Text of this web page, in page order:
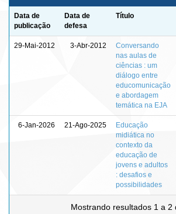
Data de
publicação
Data de
defesa
Título
29-Mai-2012 3-Abr-2012
Conversando
nas aulas de
ciências : um
diálogo entre
educomunicação
e abordagem
temática na EJA
6-Jan-2026 21-Ago-2025
Educação
midiática no
contexto da
educação de
jovens e adultos
: desafios e
possibilidades
Mostrando resultados 1 a 2